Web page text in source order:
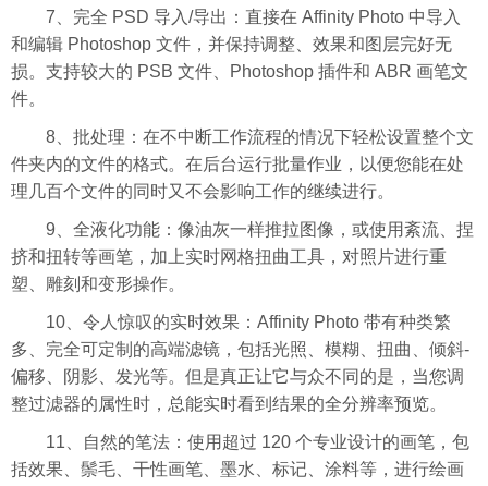
7、完全 PSD 导入/导出：直接在 Affinity Photo 中导入
和编辑 Photoshop 文件，并保持调整、效果和图层完好无
损。支持较大的 PSB 文件、Photoshop 插件和 ABR 画笔文
件。
8、批处理：在不中断工作流程的情况下轻松设置整个文
件夹内的文件的格式。在后台运行批量作业，以便您能在处
理几百个文件的同时又不会影响工作的继续进行。
9、全液化功能：像油灰一样推拉图像，或使用紊流、捏
挤和扭转等画笔，加上实时网格扭曲工具，对照片进行重
塑、雕刻和变形操作。
10、令人惊叹的实时效果：Affinity Photo 带有种类繁
多、完全可定制的高端滤镜，包括光照、模糊、扭曲、倾斜-
偏移、阴影、发光等。但是真正让它与众不同的是，当您调
整过滤器的属性时，总能实时看到结果的全分辨率预览。
11、自然的笔法：使用超过 120 个专业设计的画笔，包
括效果、鬃毛、干性画笔、墨水、标记、涂料等，进行绘画